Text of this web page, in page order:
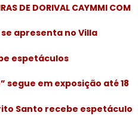
DE DORIVAL CAYMMI COM
apresenta no Villa
espetáculos
segue em exposição até 18
Santo recebe espetáculo